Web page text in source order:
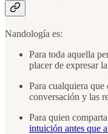
Nandología es:
Para toda aquella
placer de expresar
Para cualquiera
conversación y las
Para quien
intuición antes que